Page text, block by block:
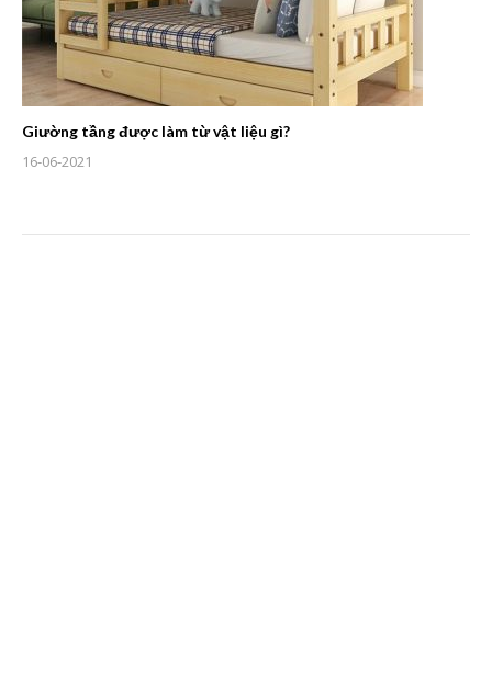
Giường tầng được làm từ vật liệu gì?
16-06-2021